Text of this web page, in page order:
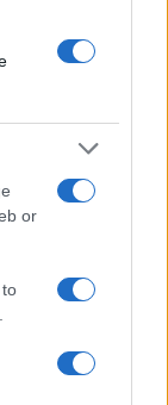
or
news